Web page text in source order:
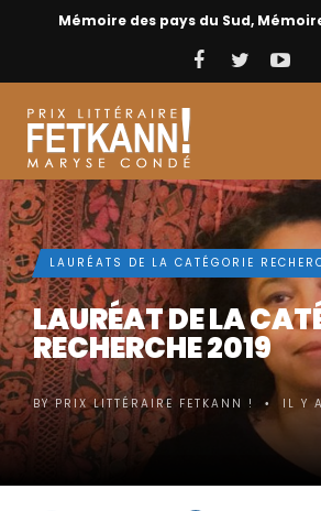
Mémoire des pays du Sud,
LAURÉATS DE LA CATÉGORIE
LAURÉAT DE LA
RECHERCHE 2019
BYPRIX LITTÉRAIRE FETKANN ! • IL Y